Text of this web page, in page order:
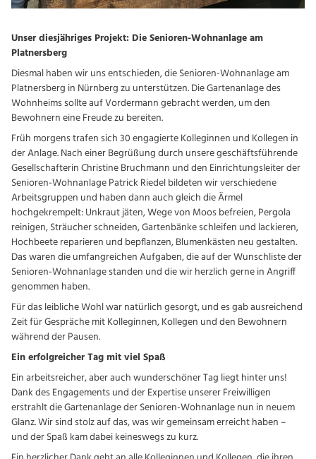
Unser diesjähriges Projekt: Die Senioren-Wohnanlage am
Platnersberg
Diesmal haben wir uns entschieden, die Senioren-Wohnanlage am
Platnersberg in Nürnberg zu unterstützen. Die Gartenanlage des
Wohnheims sollte auf Vordermann gebracht werden, um den
Bewohnern eine Freude zu bereiten.
Früh morgens trafen sich 30 engagierte Kolleginnen und Kollegen in
der Anlage. Nach einer Begrüßung durch unsere geschäftsführende
Gesellschafterin Christine Bruchmann und den Einrichtungsleiter der
Senioren-Wohnanlage Patrick Riedel bildeten wir verschiedene
Arbeitsgruppen und haben dann auch gleich die Ärmel
hochgekrempelt: Unkraut jäten, Wege von Moos befreien, Pergola
reinigen, Sträucher schneiden, Gartenbänke schleifen und lackieren,
Hochbeete reparieren und bepflanzen, Blumenkästen neu gestalten.
Das waren die umfangreichen Aufgaben, die auf der Wunschliste der
Senioren-Wohnanlage standen und die wir herzlich gerne in Angriff
genommen haben.
Für das leibliche Wohl war natürlich gesorgt, und es gab ausreichend
Zeit für Gespräche mit Kolleginnen, Kollegen und den Bewohnern
während der Pausen.
Ein erfolgreicher Tag mit viel Spaß
Ein arbeitsreicher, aber auch wunderschöner Tag liegt hinter uns!
Dank des Engagements und der Expertise unserer Freiwilligen
erstrahlt die Gartenanlage der Senioren-Wohnanlage nun in neuem
Glanz. Wir sind stolz auf das, was wir gemeinsam erreicht haben –
und der Spaß kam dabei keineswegs zu kurz.